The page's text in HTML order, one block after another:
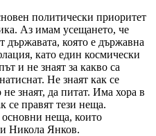
политически приоритет
Аз имам усещането, че
държавата, която е държавна
като един космически
и не знаят за какво са
Не знаят как се
знаят, да питат. Има хора в
се правят тези неща.
неща, които
Никола Янков.